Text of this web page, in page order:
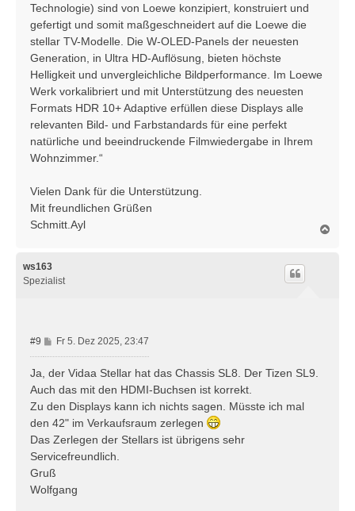
Technologie) sind von Loewe konzipiert, konstruiert und
gefertigt und somit maßgeschneidert auf die Loewe die
stellar TV-Modelle. Die W-OLED-Panels der neuesten
Generation, in Ultra HD-Auflösung, bieten höchste
Helligkeit und unvergleichliche Bildperformance. Im Loewe
Werk vorkalibriert und mit Unterstützung des neuesten
Formats HDR 10+ Adaptive erfüllen diese Displays alle
relevanten Bild- und Farbstandards für eine perfekt
natürliche und beeindruckende Filmwiedergabe in Ihrem
Wohnzimmer.“
Vielen Dank für die Unterstützung.
Mit freundlichen Grüßen
Schmitt.Ayl
ws163
Spezialist
#9
B
e
i
r
a
g
Fr 5. Dez 2025, 23:47
Ja, der Vidaa Stellar hat das Chassis SL8. Der Tizen SL9.
Auch das mit den HDMI-Buchsen ist korrekt.
Zu den Displays kann ich nichts sagen. Müsste ich mal
den 42" im Verkaufsraum zerlegen
Das Zerlegen der Stellars ist übrigens sehr
Servicefreundlich.
Gruß
Wolfgang